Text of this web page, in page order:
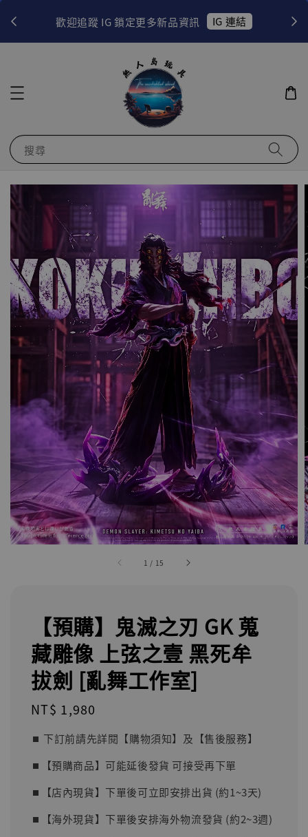
歡迎追蹤 IG 鎖定更多新品資訊 IG 連結
搜尋
1 / 15
【預購】鬼滅之刃 GK 蒐
藏雕像 上弦之壹 黑死牟
拔劍 [亂舞工作室]
Regular
NT$ 1,980
⏹︎ 下訂前請先詳閱【購物須知】及【售後服務】
⏹︎【預購商品】可能延後發貨 可接受再下單
⏹︎【店內現貨】下單後可立即安排出貨 (約1~3天)
⏹︎【海外現貨】下單後安排海外物流發貨 (約2~3週)